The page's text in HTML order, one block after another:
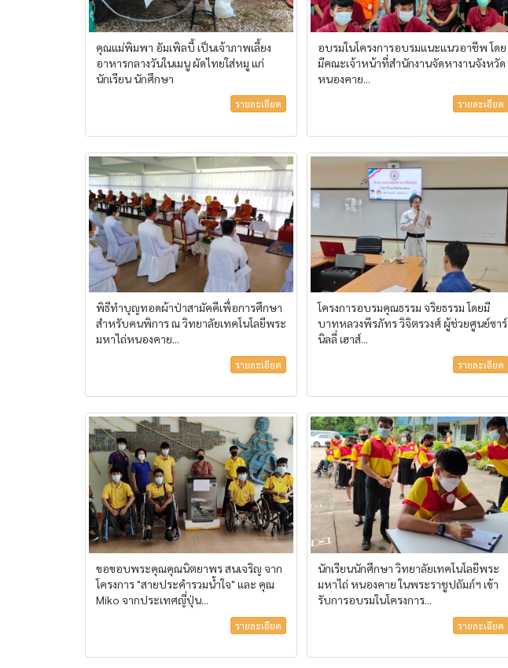
คุณแม่พิมพา อัมเพิลบี้ เป็นเจ้าภาพเลี้ยง
อาหารกลางวันในเมนู ผัดไทยใส่หมู แก่
นักเรียน นักศึกษา
รายละเอียด
อบรมในโครงการอบรมแนะแนวอาชีพ โดย
มีคณะเจ้าหน้าที่สำนักงานจัดหางานจังหวัด
หนองคาย...
รายละเอียด
พิธีทำบุญทอดผ้าป่าสามัคคีเพื่อการศึกษา
สำหรับคนพิการ ณ วิทยาลัยเทคโนโลยีพระ
มหาไถ่หนองคาย...
รายละเอียด
โครงการอบรมคุณธรรม จริยธรรม โดยมี
บาทหลวงพีรภัทร วิจิตรวงศ์ ผู้ช่วยศูนย์ซาร์
นิลลี่ เฮาส์...
รายละเอียด
ขอขอบพระคุณคุณนิตยาพร สนเจริญ จาก
โครงการ "สายประคำรวมน้ำใจ" และ คุณ
Miko จากประเทศญี่ปุ่น...
รายละเอียด
นักเรียนนักศึกษา วิทยาลัยเทคโนโลยีพระ
มหาไถ่ หนองคาย ในพระราชูปถัมภ์ฯ เข้า
รับการอบรมในโครงการ...
รายละเอียด